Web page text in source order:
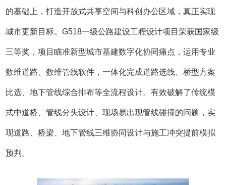
的基础上，打造开放式共享空间与科创办公区域，真正实现
城市更新目标。G518一级公路建设工程设计项目荣获国家级
三等奖，项目瞄准新型城市基建数字化协同痛点，运用专业
数维道路、数维管线软件，一体化完成道路选线、桥型方案
比选、地下管线综合排布等全流程设计。有效破解了传统模
式中道桥、管线分头设计、现场易出现管线碰撞的问题，实
现道路、桥梁、地下管线三维协同设计与施工冲突提前模拟
预判。